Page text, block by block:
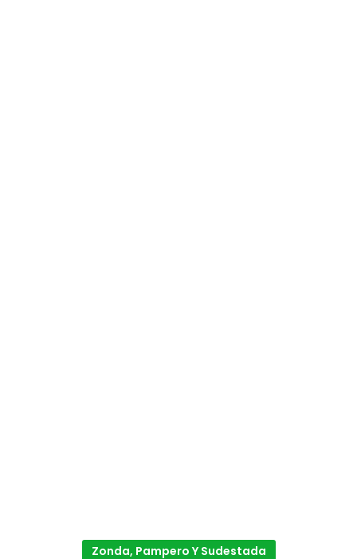
Zonda, Pampero Y Sudestada